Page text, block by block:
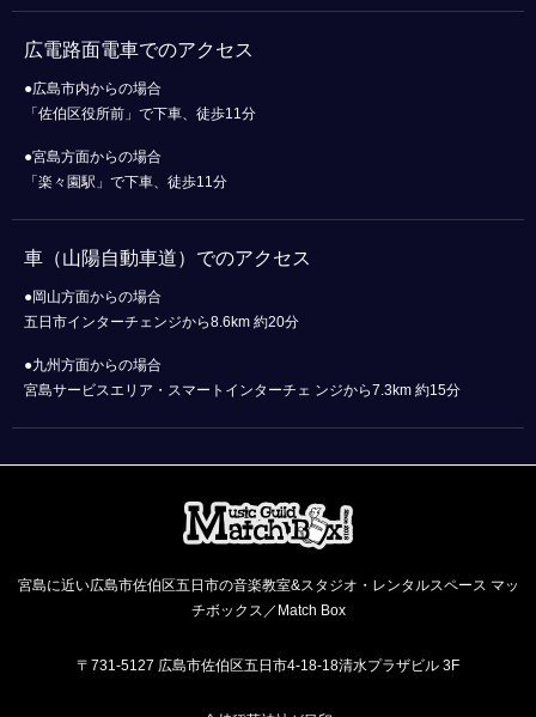
広電路面電車でのアクセス
●広島市内からの場合
「佐伯区役所前」で下車、徒歩11分
●宮島方面からの場合
「楽々園駅」で下車、徒歩11分
車（山陽自動車道）でのアクセス
●岡山方面からの場合
五日市インターチェンジから8.6km 約20分
●九州方面からの場合
宮島サービスエリア・スマートインターチェ ンジから7.3km 約15分
宮島に近い広島市佐伯区五日市の音楽教室&スタジオ・レンタルスペース マッ
チボックス／Match Box
〒731-5127 広島市佐伯区五日市4-18-18清水プラザビル 3F